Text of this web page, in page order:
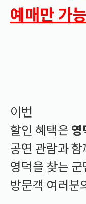
예매만 가능
이번
할인 혜택은 영
공연 관람과함
영덕을 찾는 군
방문객 여러분